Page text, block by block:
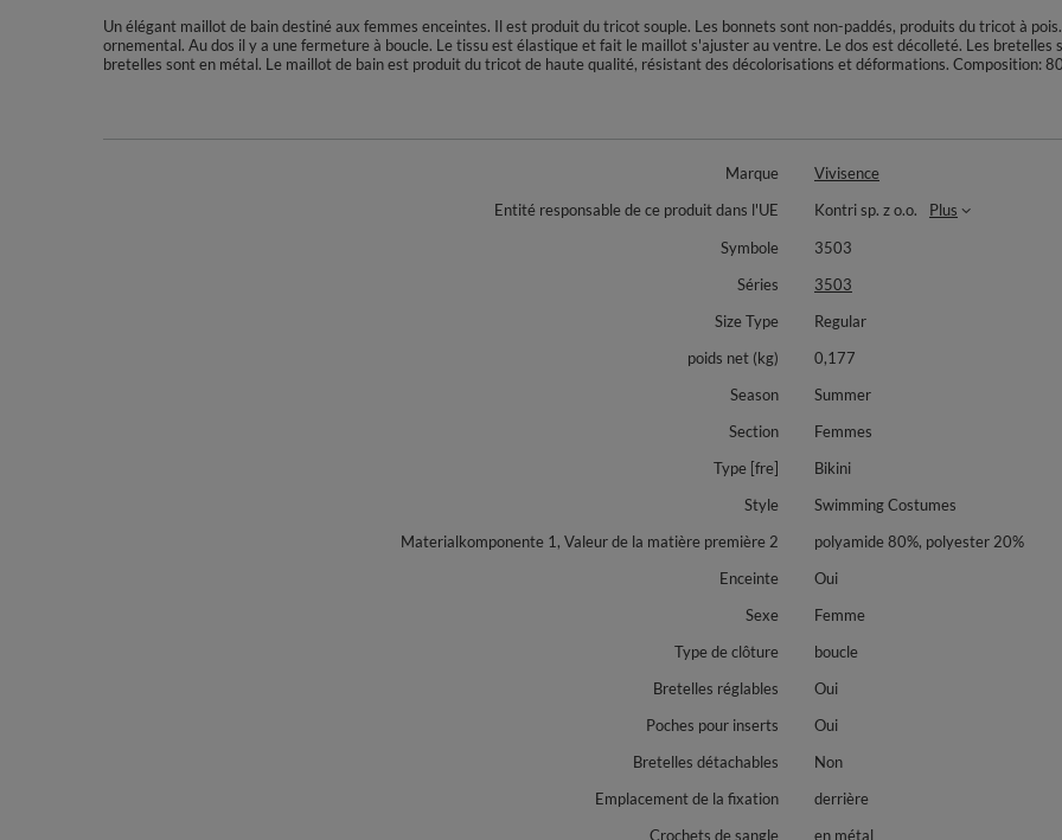
Un élégant maillot de bain destiné aux femmes enceintes. Il est produit du tricot souple. Les bonnets sont non-paddés, produits du tricot à
ornemental. Au dos il y a une fermeture à boucle. Le tissu est élastique et fait le maillot s'ajuster au ventre. Le dos est décolleté. Les bretelles
bretelles sont en métal. Le maillot de bain est produit du tricot de haute qualité, résistant des décolorisations et déformations. Composition:
Marque
Vivisence
Entité responsable de ce produit dans l'UE
Kontri sp. z o.o.
Plus
Symbole
3503
Séries
3503
Size Type
Regular
poids net (kg)
0,177
Season
Summer
Section
Femmes
Type [fre]
Bikini
Style
Swimming Costumes
Materialkomponente 1, Valeur de la matière première 2
polyamide 80%, polyester 20%
Enceinte
Oui
Sexe
Femme
Type de clôture
boucle
Bretelles réglables
Oui
Poches pour inserts
Oui
Bretelles détachables
Non
Emplacement de la fixation
derrière
Crochets de sangle
en métal